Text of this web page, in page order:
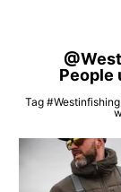
People
Tag